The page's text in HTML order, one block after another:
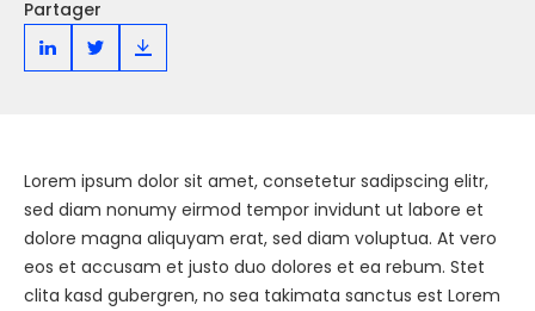
Partager
Lorem ipsum dolor sit amet, consetetur sadipscing elitr,
sed diam nonumy eirmod tempor invidunt ut labore et
dolore magna aliquyam erat, sed diam voluptua. At vero
eos et accusam et justo duo dolores et ea rebum. Stet
clita kasd gubergren, no sea takimata sanctus est Lorem